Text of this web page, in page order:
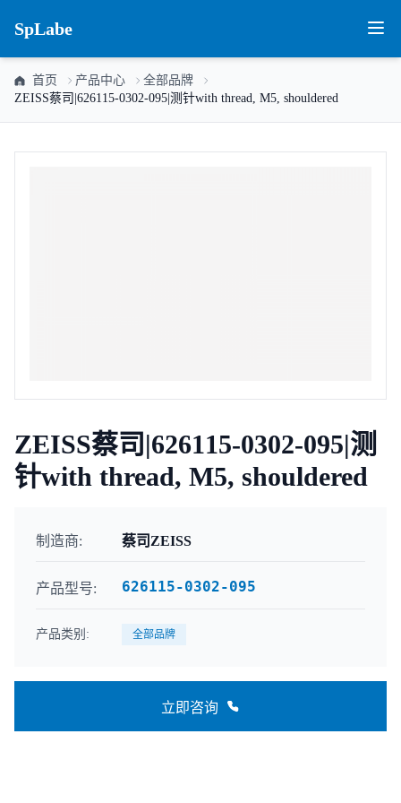
SpLabe
首页 产品中心
全部品牌
ZEISS蔡司|626115-0302-095|测针with thread, M5, shouldered
ZEISS蔡司|626115-0302-095|测
针with thread, M5, shouldered
制造商: 蔡司ZEISS
产品型号: 626115-0302-095
产品类别: 全部品牌
立即咨询